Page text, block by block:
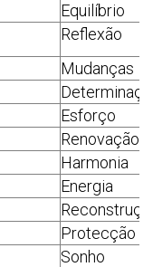
Equilíbrio
Reflexão
Mudanças
Esforço
Renovação
Harmonia
Energia
Protecção
Sonho